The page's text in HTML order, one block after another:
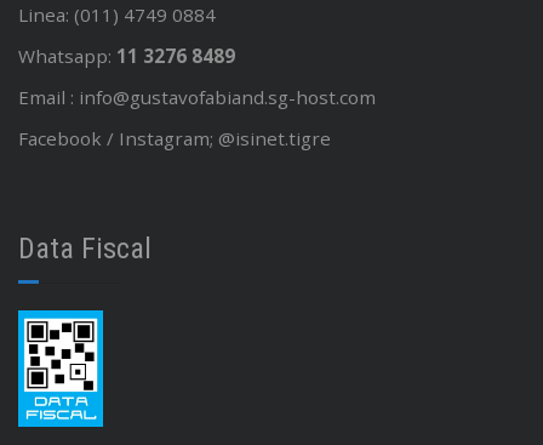
Linea: (011) 4749 0884
Whatsapp: 11 3276 8489
Email : info@gustavofabiand.sg-host.com
Facebook / Instagram; @isinet.tigre
Data Fiscal